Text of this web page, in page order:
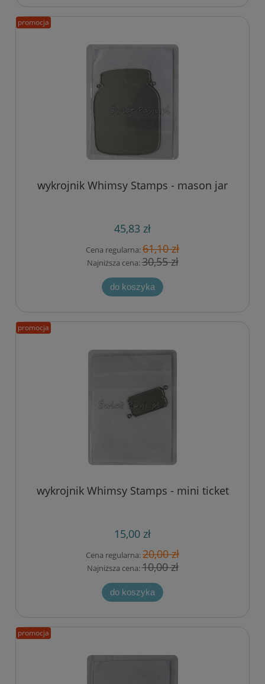
wykrojnik Whimsy Stamps - mason jar
45,83 zł
Cena regularna:61,10 zł
Najniższa cena:30,55 zł
do koszyka
promocja
wykrojnik Whimsy Stamps - mini ticket
15,00 zł
Cena regularna:20,00 zł
Najniższa cena:10,00 zł
do koszyka
promocja
promocja